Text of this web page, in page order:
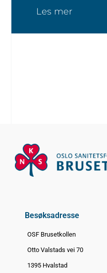
Les mer
Besøksadresse
OSF Brusetkollen
Otto Valstads vei 70
1395 Hvalstad